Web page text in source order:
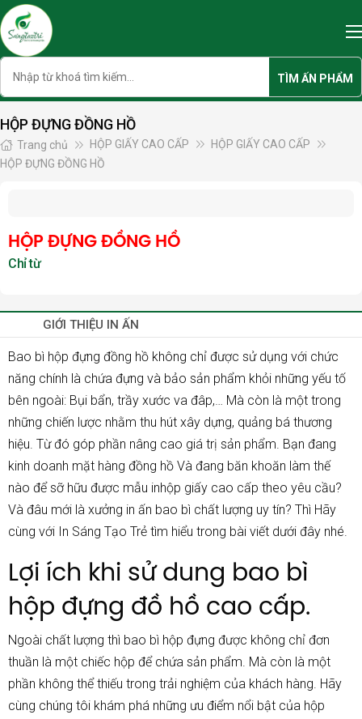
Skip
to
content
TÌM ẤN PHẨM
HỘP ĐỰNG ĐỒNG HỒ
Trang chủ HỘP GIẤY CAO CẤP
HỘP GIẤY CAO CẤP
HỘP ĐỰNG ĐỒNG HỒ
HỘP ĐỰNG ĐỒNG HỒ
GIỚI THIỆU IN ẤN
Bao bì ​ hộp đựng đồng hồ không chỉ được sử dụng với chức
năng chính là chứa đựng và bảo sản phẩm khỏi những yếu tố
bên ngoài: Bụi bẩn, trầy xước va đâp,… Mà còn là một trong
những chiến lược nhằm thu hút xây dựng, quảng bá thương
hiệu. Từ đó góp phần nâng cao giá trị sản phẩm. Bạn đang
kinh doanh mặt hàng đồng hồ Và đang băn khoăn làm thế
nào để sỡ hữu được mẫu inhộp giấy cao cấp theo yêu cầu?
Và đâu mới là xưởng in ấn bao bì chất lượng uy tín? Thì Hãy
cùng với In Sáng Tạo Trẻ tìm hiểu trong bài viết dưới đây nhé.
Lợi ích khi sử dung bao bì
hộp đựng đồ hồ cao cấp.
Ngoài chất lượng thì bao bì hộp đựng được không chỉ đơn
thuần là một chiếc hộp để chứa sản phẩm. Mà còn là một
phần không thể thiếu trong trải nghiệm của khách hàng. Hãy
cùng chúng tôi khám phá những ưu điểm nổi bật của hộp